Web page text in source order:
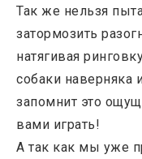
Так же нельзя
затормозить
натягивая
собаки наверняка
запомнит это
вами играть!
А так как мы уже